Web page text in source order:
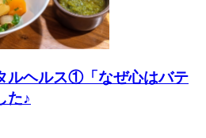
ルヘルス①「なぜ心はバテ
た♪